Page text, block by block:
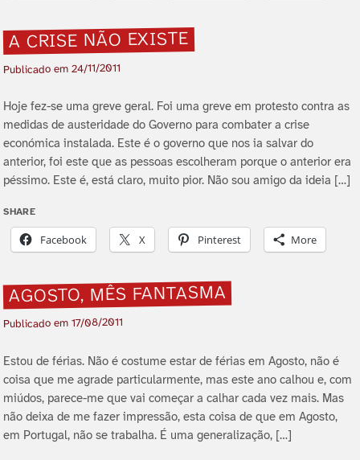
A CRISE NÃO EXISTE
Publicado em24/11/2011
Hoje fez-se uma greve geral. Foi uma greve em protesto contra as
medidas de austeridade do Governo para combater a crise
económica instalada. Este é o governo que nos ia salvar do
anterior, foi este que as pessoas escolheram porque o anterior era
péssimo. Este é, está claro, muito pior. Não sou amigo da ideia […]
SHARE
Facebook X Pinterest More
AGOSTO, MÊS FANTASMA
Publicado em17/08/2011
Estou de férias. Não é costume estar de férias em Agosto, não é
coisa que me agrade particularmente, mas este ano calhou e, com
miúdos, parece-me que vai começar a calhar cada vez mais. Mas
não deixa de me fazer impressão, esta coisa de que em Agosto,
em Portugal, não se trabalha. É uma generalização, […]